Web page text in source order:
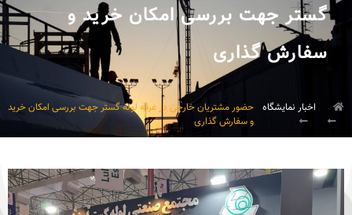
گستر جهت بررسی امکان خرید و
سفارش گذاری
اخبار نمایشگاه
حضور مشتریان خارجی در غرفه لوله گستر جهت بررسی امکان خرید
و سفارش گذاری